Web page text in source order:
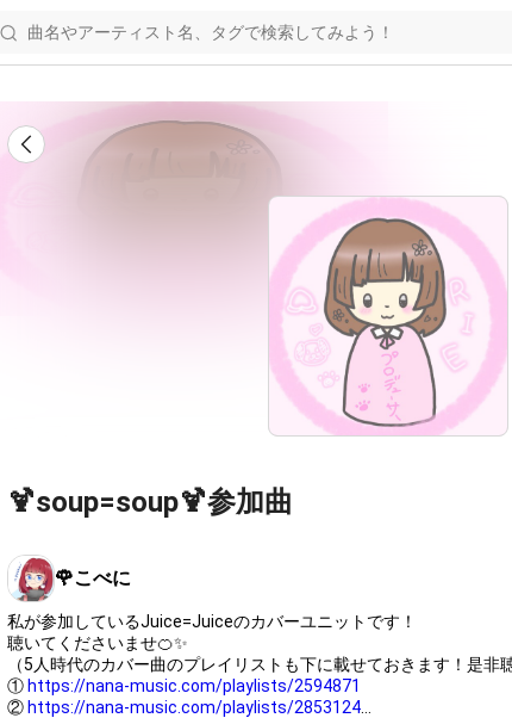
🍹soup=soup🍹参加曲
🌹こべに
私が参加しているJuice=Juiceのカバーユニットです！
聴いてくださいませ🍊✨
（5人時代のカバー曲のプレイリストも下に載せておきます！是非
① https://nana-music.com/playlists/2594871
② https://nana-music.com/playlists/2853124